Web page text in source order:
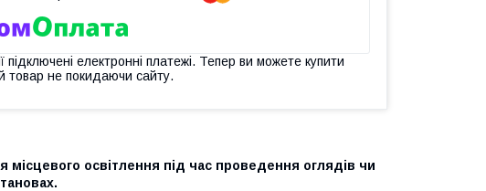
підключені електронні платежі. Тепер ви можете купити
товар не покидаючи сайту.
освітлення під час проведення оглядів чи